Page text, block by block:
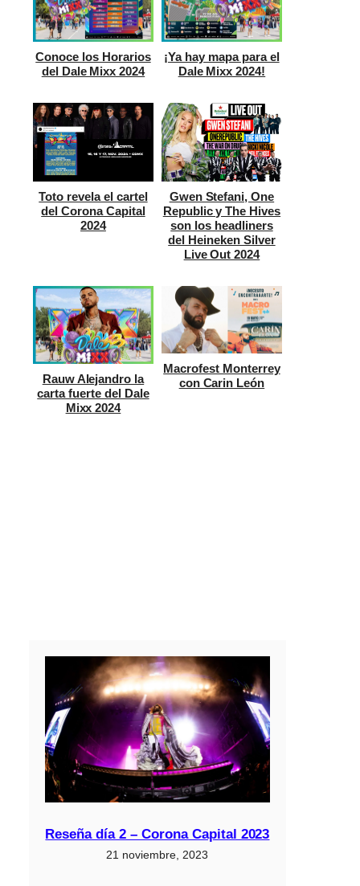
Conoce los Horarios
del Dale Mixx 2024
¡Ya hay mapa para el
Dale Mixx 2024!
Toto revela el cartel
del Corona Capital
2024
Gwen Stefani, One
Republic y The Hives
son los headliners
del Heineken Silver
Live Out 2024
Rauw Alejandro la
carta fuerte del Dale
Mixx 2024
Macrofest Monterrey
con Carin León
Reseña día 2 – Corona Capital 2023
21 noviembre, 2023